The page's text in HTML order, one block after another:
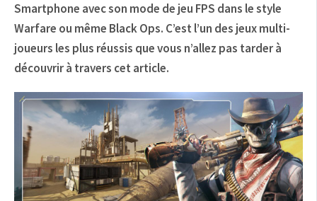
Smartphone avec son mode de jeu FPS dans le style
Warfare ou même Black Ops. C’est l’un des jeux multi-
joueurs les plus réussis que vous n’allez pas tarder à
découvrir à travers cet article.